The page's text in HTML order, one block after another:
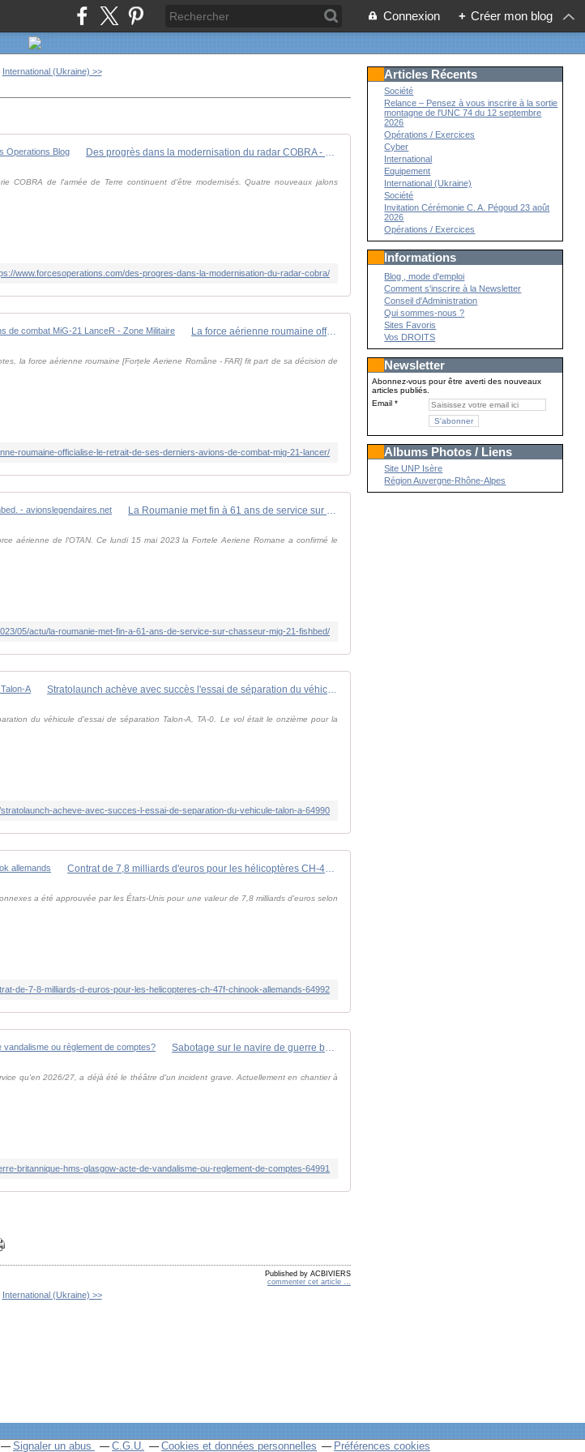
Connexion + Créer mon blog
International (Ukraine) >>
Des progrès dans la modernisation du radar COBRA - FOB - Forces Operations Blog
COBRA de l'armée de Terre continuent d'être modernisés. Quatre nouveaux jalons
www.forcesoperations.com/des-progres-dans-la-modernisation-du-radar-cobra/
La force aérienne roumaine officialise le retrait de ses derniers avions de combat MiG-21 LanceR - Zone Militaire
la force aérienne roumaine [Forțele Aeriene Române - FAR] fit part de sa décision de
roumaine-officialise-le-retrait-de-ses-derniers-avions-de-combat-mig-21-lancer/
La Roumanie met fin à 61 ans de service sur chasseur MiG-21 Fishbed. - avionslegendaires.net
aérienne de l'OTAN. Ce lundi 15 mai 2023 la Fortele Aeriene Romane a confirmé le
05/actu/la-roumanie-met-fin-a-61-ans-de-service-sur-chasseur-mig-21-fishbed/
Stratolaunch achève avec succès l'essai de séparation du véhicule Talon-A
du véhicule d'essai de séparation Talon-A, TA-0. Le vol était le onzième pour la
acheve-avec-succes-l-essai-de-separation-du-vehicule-talon-a-64990
Contrat de 7,8 milliards d'euros pour les hélicoptères CH-47F Chinook allemands
a été approuvée par les États-Unis pour une valeur de 7,8 milliards d'euros selon
de-7-8-milliards-d-euros-pour-les-helicopteres-ch-47f-chinook-allemands-64992
Sabotage sur le navire de guerre britannique HMS Glasgow: acte de vandalisme ou règlement de comptes?
qu'en 2026/27, a déjà été le théâtre d'un incident grave. Actuellement en chantier à
britannique-hms-glasgow-acte-de-vandalisme-ou-reglement-de-comptes-64991
Published by ACBIVIERS
commenter cet article
International (Ukraine) >>
Articles Récents
Société
Relance – Pensez à vous inscrire à la sortie
montagne de l'UNC 74 du 12 septembre
2026
Opérations / Exercices
Cyber
International
Equipement
International (Ukraine)
Société
Invitation Cérémonie C. A. Pégoud 23 août
2026
Opérations / Exercices
Informations
Blog , mode d'emploi
Comment s'inscrire à la Newsletter
Conseil d'Administration
Qui sommes-nous ?
Sites Favoris
Vos DROITS
Newsletter
Abonnez-vous pour être averti des nouveaux
articles publiés.
Email
Albums Photos / Liens
Site UNP Isère
Région Auvergne-Rhône-Alpes
Signaler un abus C.G.U. Cookies et données personnelles Préférences cookies